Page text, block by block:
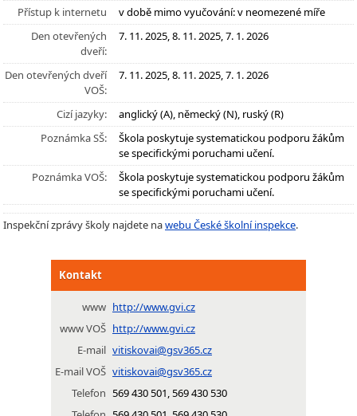
Přístup k internetu
v době mimo vyučování: v neomezené míře
Den otevřených
dveří:
7. 11. 2025, 8. 11. 2025, 7. 1. 2026
Den otevřených dveří
VOŠ:
7. 11. 2025, 8. 11. 2025, 7. 1. 2026
Cizí jazyky:
anglický (A), německý (N), ruský (R)
Poznámka SŠ:
Škola poskytuje systematickou podporu žákům
se specifickými poruchami učení.
Poznámka VOŠ:
Škola poskytuje systematickou podporu žákům
se specifickými poruchami učení.
Inspekční zprávy školy najdete nawebu České školní inspekce.
Kontakt
www http://www.gvi.cz
www VOŠ http://www.gvi.cz
E-mail vitiskovai@gsv365.cz
E-mail VOŠ vitiskovai@gsv365.cz
Telefon 569 430 501, 569 430 530